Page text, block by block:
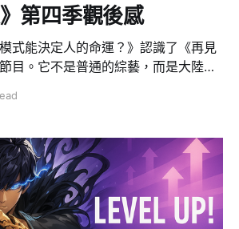
第四季觀後感
式能決定人的命運？》認識了《再見
目。它不是普通的綜藝，而是大陸高
李行亮與麥琳、劉爽與葛夕，被丟進
外表，暴露婚姻中多年的壓抑與誤
冷漠隔閡。而李行亮與麥琳則因日常
放大矛盾，凸顯溝通障礙與價值觀衝
捕捉婚姻中的無力與掙扎，讓觀眾既